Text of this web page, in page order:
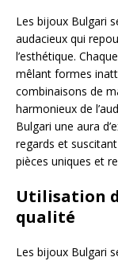
Les bijoux Bulgari
audacieux qui
l’esthétique.
mêlant formes
combinaisons de
harmonieux de
Bulgari une aura
regards et
pièces uniques et
Utilisation
qualité
Les bijoux Bulgari